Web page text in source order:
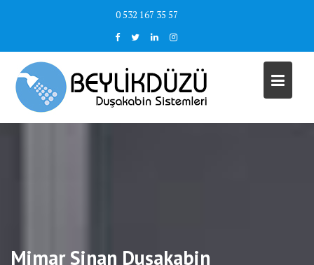
0 532 167 35 57
Mimar Sinan Duşakabin